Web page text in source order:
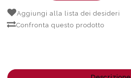
Aggiungi alla lista dei desideri
Confronta questo prodotto